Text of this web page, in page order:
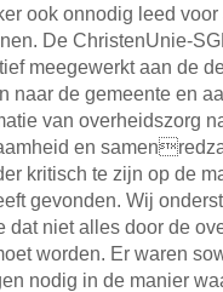
ook onnodig leed voor
De ChristenUnie-
meegewerkt aan de
naar de gemeente en
van overheidszorg
en
kritisch te zijn op de
gevonden. Wij
dat niet alles door de
worden. Er waren
nodig in de manier